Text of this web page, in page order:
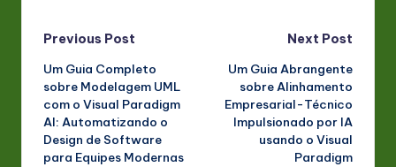
Post
navigation
Previous Post
Um Guia Completo
sobre Modelagem UML
com o Visual Paradigm
AI: Automatizando o
Design de Software
para Equipes Modernas
Next Post
Um Guia Abrangente
sobre Alinhamento
Empresarial-Técnico
Impulsionado por IA
usando o Visual
Paradigm